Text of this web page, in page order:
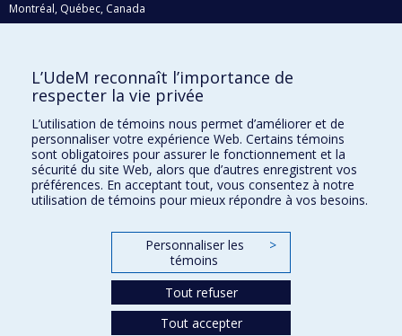
Montréal, Québec, Canada
H3C 3J7
Qui fait quoi?
Nous trouver
Plan du site
Accessibilité
L’UdeM reconnaît l’importance de
respecter la vie privée
L’utilisation de témoins nous permet d’améliorer et de
personnaliser votre expérience Web. Certains témoins
sont obligatoires pour assurer le fonctionnement et la
sécurité du site Web, alors que d’autres enregistrent vos
préférences. En acceptant tout, vous consentez à notre
utilisation de témoins pour mieux répondre à vos besoins.
Personnaliser les
témoins
>
Tout refuser
Tout accepter